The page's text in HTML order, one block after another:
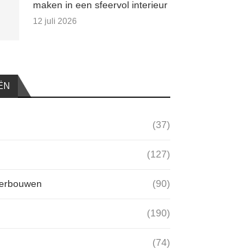
maken in een sfeervol interieur
12 juli 2026
(37)
(127)
(90)
(190)
(74)